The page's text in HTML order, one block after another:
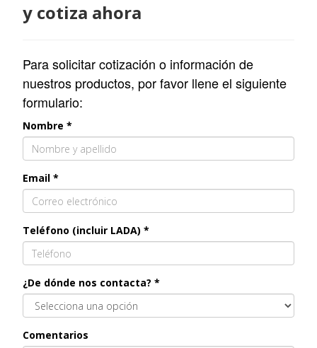
y cotiza ahora
Para solicitar cotización o información de
nuestros productos, por favor llene el siguiente
formulario:
Nombre *
Email *
Teléfono (incluir LADA) *
¿De dónde nos contacta? *
Comentarios